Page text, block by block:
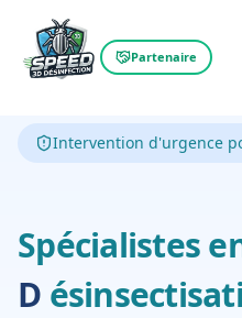
Partenaire
Intervention d'urgence
Spécialistes
D